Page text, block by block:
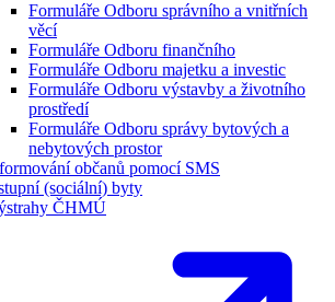
Formuláře Odboru správního a vnitřních
věcí
Formuláře Odboru finančního
Formuláře Odboru majetku a investic
Formuláře Odboru výstavby a životního
prostředí
Formuláře Odboru správy bytových a
nebytových prostor
občanů pomocí SMS
(sociální) byty
ČHMÚ